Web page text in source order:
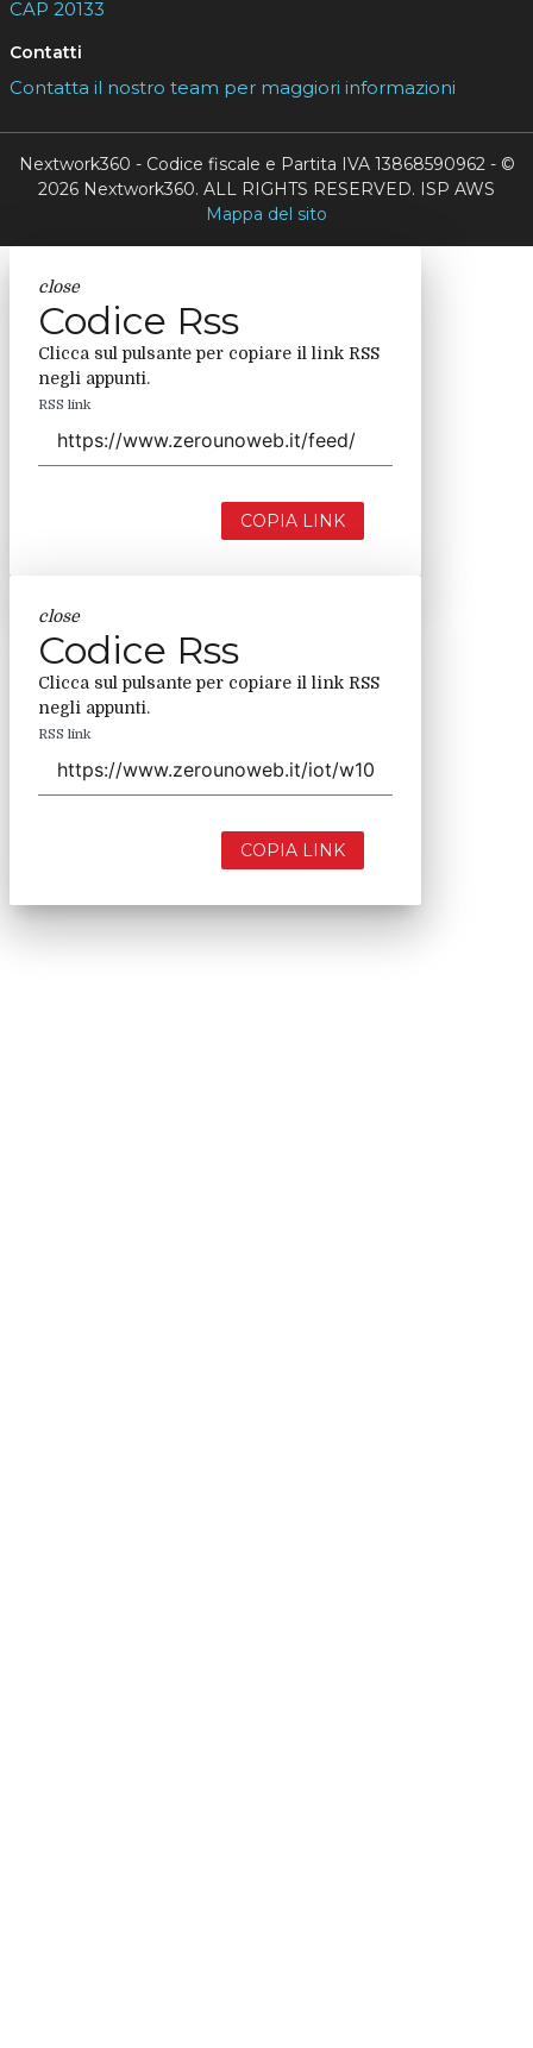
CAP 20133
Contatti
Contatta il nostro team per maggiori informazioni
Nextwork360 - Codice fiscale e Partita IVA 13868590962 - ©
2026 Nextwork360. ALL RIGHTS RESERVED. ISP AWS
Mappa del sito
close
Codice Rss
Clicca sul pulsante per copiare il link RSS
negli appunti.
RSS link
COPIA LINK
close
Codice Rss
Clicca sul pulsante per copiare il link RSS
negli appunti.
RSS link
COPIA LINK